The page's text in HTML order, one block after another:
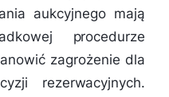
aukcyjnego mają
procedurze
zagrożenie dla
rezerwacyjnych.